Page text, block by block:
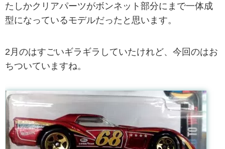
たしかクリアパーツがボンネット部分にまで一体成
型になっているモデルだったと思います。
2月のはすごいギラギラしていたけれど、今回のはお
ちついていますね。